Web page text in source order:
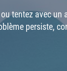
ou tentez avec un
persiste,